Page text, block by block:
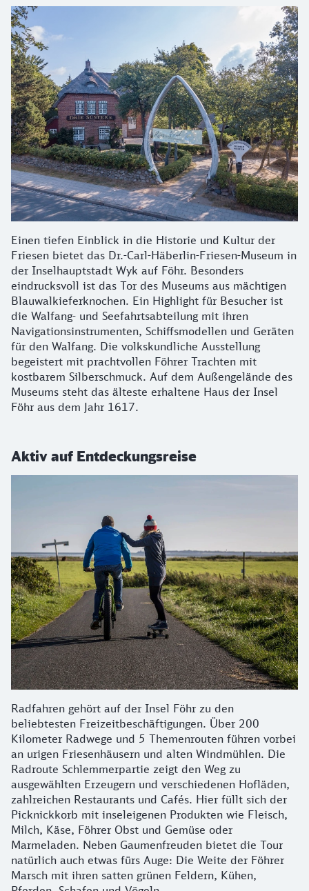
Einen tiefen Einblick in die Historie und Kultur der
Friesen bietet das Dr.-Carl-Häberlin-Friesen-Museum in
der Inselhauptstadt Wyk auf Föhr. Besonders
eindrucksvoll ist das Tor des Museums aus mächtigen
Blauwalkieferknochen. Ein Highlight für Besucher ist
die Walfang- und Seefahrtsabteilung mit ihren
Navigationsinstrumenten, Schiffsmodellen und Geräten
für den Walfang. Die volkskundliche Ausstellung
begeistert mit prachtvollen Föhrer Trachten mit
kostbarem Silberschmuck. Auf dem Außengelände des
Museums steht das älteste erhaltene Haus der Insel
Föhr aus dem Jahr 1617.
Aktiv auf Entdeckungsreise
Radfahren gehört auf der Insel Föhr zu den
beliebtesten Freizeitbeschäftigungen. Über 200
Kilometer Radwege und 5 Themenrouten führen vorbei
an urigen Friesenhäusern und alten Windmühlen. Die
Radroute Schlemmerpartie zeigt den Weg zu
ausgewählten Erzeugern und verschiedenen Hofläden,
zahlreichen Restaurants und Cafés. Hier füllt sich der
Picknickkorb mit inseleigenen Produkten wie Fleisch,
Milch, Käse, Föhrer Obst und Gemüse oder
Marmeladen. Neben Gaumenfreuden bietet die Tour
natürlich auch etwas fürs Auge: Die Weite der Föhrer
Marsch mit ihren satten grünen Feldern, Kühen,